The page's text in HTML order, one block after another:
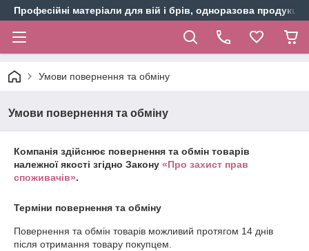
Професійні матеріали для вій і брів, одноразова продукція
Умови повернення та обміну
Умови повернення та обміну
Компанія здійснює повернення та обмін товарів
належної якості згідно Закону «Про захист прав
споживачів».
Терміни повернення та обміну
Повернення та обмін товарів можливий протягом 14 днів
після отримання товару покупцем.